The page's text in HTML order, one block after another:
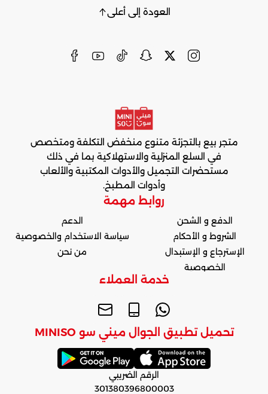
العودة إلى أعلى
متجر بيع بالتجزئة متنوع منخفض التكلفة ومتخصص
في السلع المنزلية والاستهلاكية بما في ذلك
مستحضرات التجميل والأدوات المكتبية والألعاب
وأدوات المطبخ.
روابط مهمة
الدفع و الشحن
الشروط و الأحكام
الإسترجاع و الإستبدال
الخصوصية
الدعم
سياسة الاستخدام والخصوصية
من نحن
خدمة العملاء
تحميل تطبيق الجوال ميني سو MINISO
الرقم الضريبي
301380396800003